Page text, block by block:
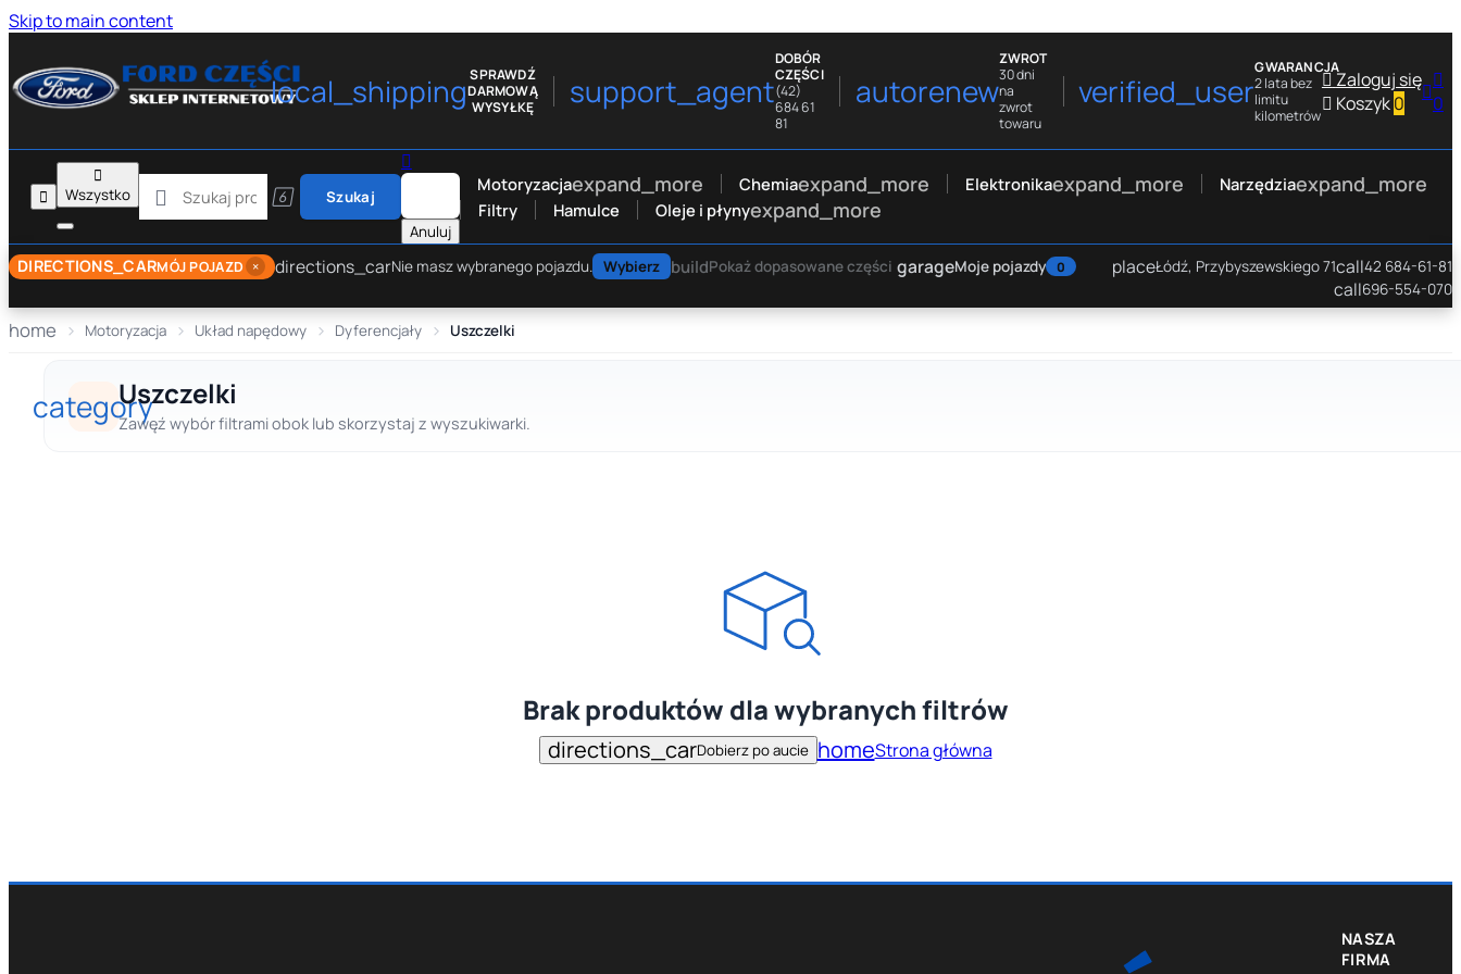
Skip to main content
local_shippingSPRAWDŹ
DARMOWĄ
WYSYŁKĘ
support_agent
DOBÓR
CZĘŚCI
(42)
684 61
81
autorenew
ZWROT
30 dni
na
zwrot
towaru
verified_user
GWARANCJA
2 lata bez
limitu
kilometrów
Zaloguj się
 Koszyk0 
0


Wszystko
  Szukaj

Anuluj
Motoryzacjaexpand_more Chemiaexpand_more Elektronikaexpand_more Narzędziaexpand_more
Filtry Hamulce Oleje i płynyexpand_more
DIRECTIONS_CARMÓJ POJAZD × directions_carNie masz wybranego pojazdu. Wybierz buildPokaż dopasowane części garageMoje pojazdy 0 placeŁódź, Przybyszewskiego 71call42 684-61-81
call696-554-070
home Motoryzacja Układ napędowy Dyferencjały Uszczelki
categoryUszczelki
Zawęź wybór filtrami obok lub skorzystaj z wyszukiwarki.
Brak produktów dla wybranych filtrów
directions_carDobierz po aucie homeStrona główna
NASZA
FIRMA